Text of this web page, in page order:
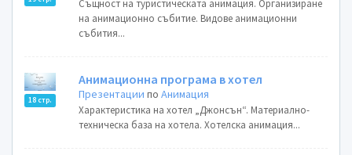
Същност на туристическата анимация. Организиране
на анимационно събитие. Видове анимационни
събития...
18 стр.
Анимационна програма в хотел
Презентации поАнимация
Характеристика на хотел „Джонсън“. Материално-
техническа база на хотела. Хотелска анимация...